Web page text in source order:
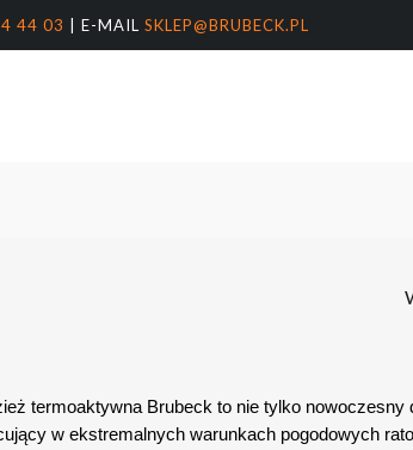
44 03 | E-MAIL SKLEP@BRUBECK.PL
termoaktywna Brubeck to nie tylko
w ekstremalnych warunkach pogodowych